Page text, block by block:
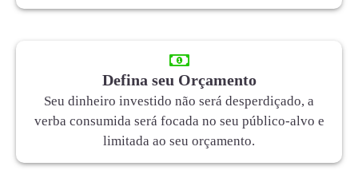
Defina seu Orçamento
Seu dinheiro investido não será desperdiçado, a
verba consumida será focada no seu público-alvo e
limitada ao seu orçamento.